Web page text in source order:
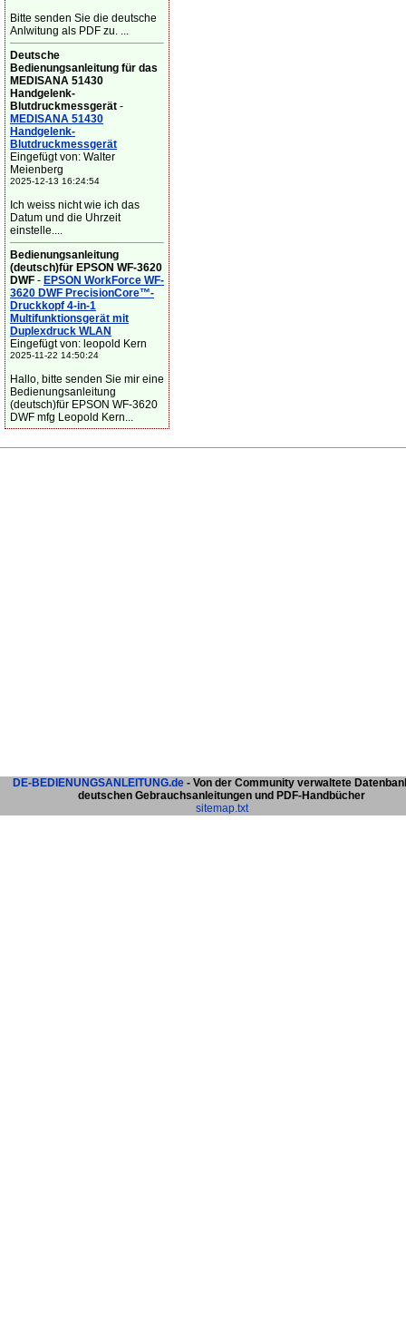
Bitte senden Sie die deutsche
Anlwitung als PDF zu. ...
Deutsche
Bedienungsanleitung für das
MEDISANA 51430
Handgelenk-
Blutdruckmessgerät -
MEDISANA 51430
Handgelenk-
Blutdruckmessgerät
Eingefügt von: Walter
Meienberg
2025-12-13 16:24:54
Ich weiss nicht wie ich das
Datum und die Uhrzeit
einstelle....
Bedienungsanleitung
(deutsch)für EPSON WF-3620
DWF - EPSON WorkForce WF-
3620 DWF PrecisionCore™-
Druckkopf 4-in-1
Multifunktionsgerät mit
Duplexdruck WLAN
Eingefügt von: leopold Kern
2025-11-22 14:50:24
Hallo, bitte senden Sie mir eine
Bedienungsanleitung
(deutsch)für EPSON WF-3620
DWF mfg Leopold Kern...
DE-BEDIENUNGSANLEITUNG.de - Von der Community verwaltete
deutschen Gebrauchsanleitungen und PDF-Handbücher
sitemap.txt